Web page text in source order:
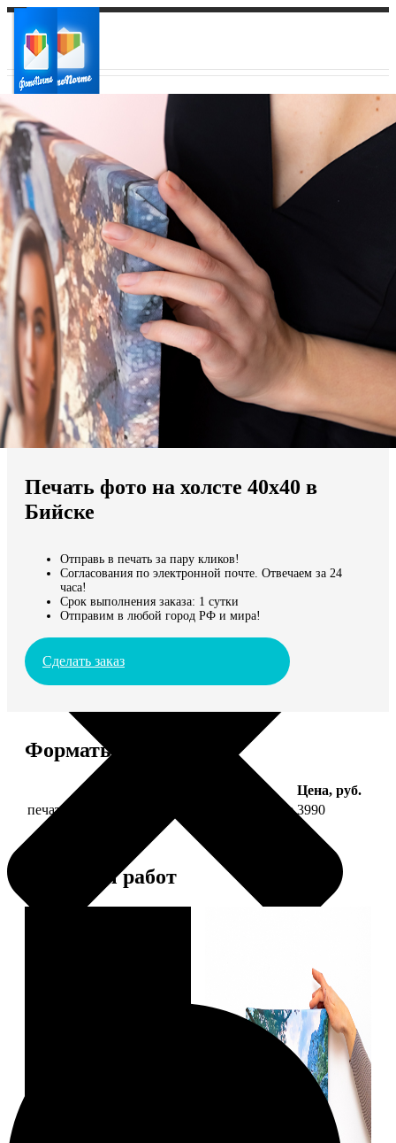
Ваш город:
Ваш регион доставки
Выберите из списка:
Мы доставляем по всему миру
Продолжить без города
Печать фото на холсте 40х40 в
Бийске
Отправь в печать за пару кликов!
Согласования по электронной почте. Отвечаем за 24
часа!
Срок выполнения заказа: 1 сутки
Отправим в любой город РФ и мира!
Сделать заказ
Форматы и цены
Цена, руб.
печать фото на холсте 40х40 на подрамнике 3990
Примеры работ